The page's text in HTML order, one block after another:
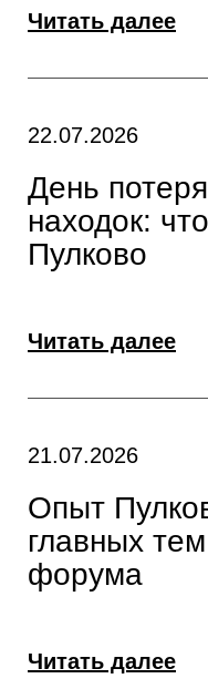
Читать далее
22.07.2026
День
находок:
Пулково
Читать далее
21.07.2026
Опыт
главных
форума
Читать далее